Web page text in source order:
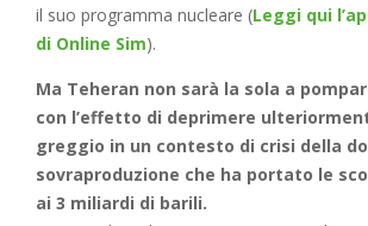
il suo programma nucleare (Leggi qui
di Online Sim).
Ma Teheran non sarà la sola a
con l’effetto di deprimere
greggio in un contesto di crisi della
sovraproduzione che ha portato le
ai 3 miliardi di barili.